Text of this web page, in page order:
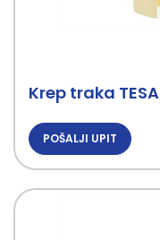
Krep traka TESA
POŠALJI UPIT